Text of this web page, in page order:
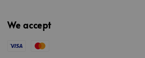
We accept